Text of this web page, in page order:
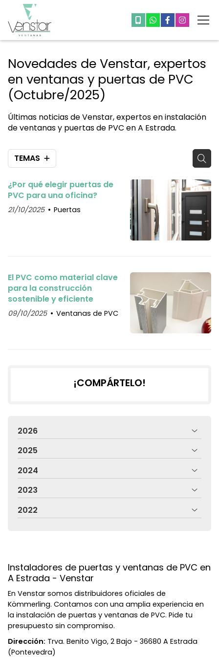
Novedades de Venstar, expertos
en ventanas y puertas de PVC
(Octubre/2025)
Últimas noticias de Venstar, expertos en instalación
de ventanas y puertas de PVC en A Estrada.
TEMAS
¿Por qué elegir puertas de
PVC para una oficina?
21/10/2025 Puertas
El PVC como material clave
para la construcción
sostenible y eficiente
09/10/2025 Ventanas de PVC
¡COMPÁRTELO!
2026
2025
2024
2023
2022
Instaladores de puertas y ventanas de PVC en
A Estrada - Venstar
En Venstar somos distribuidores oficiales de
Kömmerling. Contamos con una amplia experiencia en
la instalación de puertas y ventanas de PVC. Pide tu
presupuesto sin compromiso.
Dirección: Trva. Benito Vigo, 2 Bajo - 36680 A Estrada
(Pontevedra)